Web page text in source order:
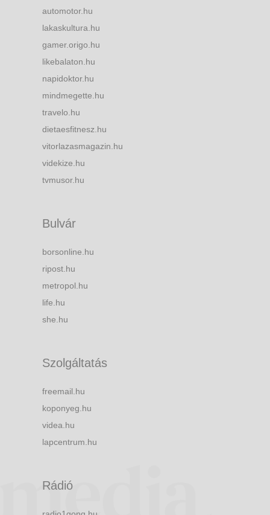
automotor.hu
lakaskultura.hu
gamer.origo.hu
likebalaton.hu
napidoktor.hu
mindmegette.hu
travelo.hu
dietaesfitnesz.hu
vitorlazasmagazin.hu
videkize.hu
tvmusor.hu
Bulvár
borsonline.hu
ripost.hu
metropol.hu
life.hu
she.hu
Szolgáltatás
freemail.hu
koponyeg.hu
videa.hu
lapcentrum.hu
Rádió